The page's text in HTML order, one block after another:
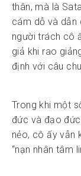
thân, mà là
cám dỗ và dẫn
người trách cô
giả khi rao
định với câu
Trong khi một
đức và đạo
nẻo, cô ấy vẫn
“nạn nhân tâm